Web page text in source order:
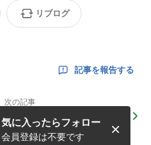
リブログ
記事を報告する
次の記事
感覚人間の私が、『感覚的』
とググってみた
気に入ったらフォロー
会員登録は不要です